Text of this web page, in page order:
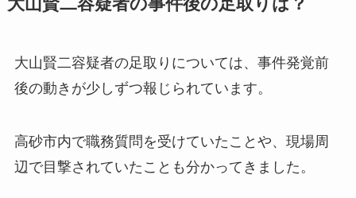
大山賢二容疑者の足取りについては、事件発覚前
後の動きが少しずつ報じられています。
高砂市内で職務質問を受けていたことや、現場周
辺で目撃されていたことも分かってきました。